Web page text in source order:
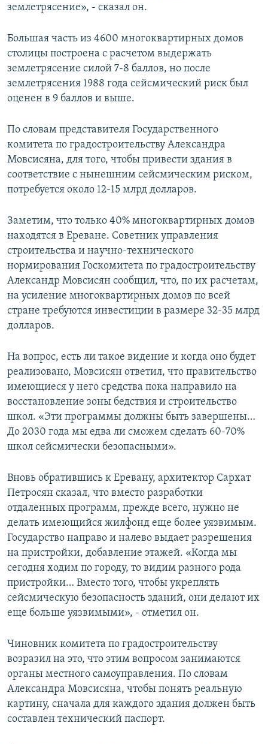
землетрясение», - сказал он.
Большая часть из 4600 многоквартирных домов
столицы построена с расчетом выдержать
землетрясение силой 7-8 баллов, но после
землетрясения 1988 года сейсмический риск был
оценен в 9 баллов и выше.
По словам представителя Государственного
комитета по градостроительству Александра
Мовсисяна, для того, чтобы привести здания в
соответствие с нынешним сейсмическим риском,
потребуется около 12-15 млрд долларов.
Заметим, что только 40% многоквартирных домов
находятся в Ереване. Советник управления
строительства и научно-технического
нормирования Госкомитета по градостроительству
Александр Мовсисян сообщил, что, по их расчетам,
на усиление многоквартирных домов по всей
стране требуются инвестиции в размере 32-35 млрд
долларов.
На вопрос, есть ли такое видение и когда оно будет
реализовано, Мовсисян ответил, что правительство
имеющиеся у него средства пока направило на
восстановление зоны бедствия и строительство
школ. «Эти программы должны быть завершены…
До 2030 года мы едва ли сможем сделать 60-70%
школ сейсмически безопасными».
Вновь обратившись к Еревану, архитектор Сархат
Петросян сказал, что вместо разработки
отдаленных программ, прежде всего, нужно не
делать имеющийся жилфонд еще более уязвимым.
Государство направо и налево выдает разрешения
на пристройки, добавление этажей. «Когда мы
сегодня ходим по городу, то видим разного рода
пристройки… Вместо того, чтобы укреплять
сейсмическую безопасность зданий, они делают их
еще больше уязвимыми», - отметил он.
Чиновник комитета по градостроительству
возразил на это, что этим вопросом занимаются
органы местного самоуправления. По словам
Александра Мовсисяна, чтобы понять реальную
картину, сначала для каждого здания должен быть
составлен технический паспорт.